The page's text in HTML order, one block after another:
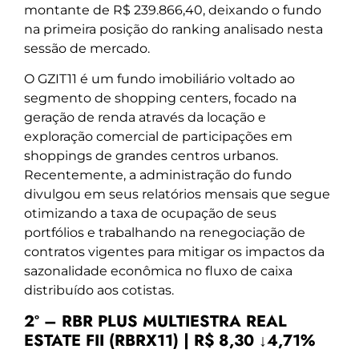
montante de R$ 239.866,40, deixando o fundo
na primeira posição do ranking analisado nesta
sessão de mercado.
O GZIT11 é um fundo imobiliário voltado ao
segmento de shopping centers, focado na
geração de renda através da locação e
exploração comercial de participações em
shoppings de grandes centros urbanos.
Recentemente, a administração do fundo
divulgou em seus relatórios mensais que segue
otimizando a taxa de ocupação de seus
portfólios e trabalhando na renegociação de
contratos vigentes para mitigar os impactos da
sazonalidade econômica no fluxo de caixa
distribuído aos cotistas.
2º – RBR PLUS MULTIESTRA REAL
ESTATE FII (RBRX11) | R$ 8,30 ↓4,71%